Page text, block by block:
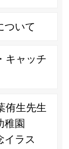
ついて
キャッチ
侑生先生
稚園
イラス